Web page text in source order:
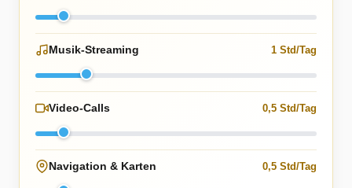
Musik-Streaming 1 Std/Tag
Video-Calls 0,5 Std/Tag
Navigation & Karten 0,5 Std/Tag